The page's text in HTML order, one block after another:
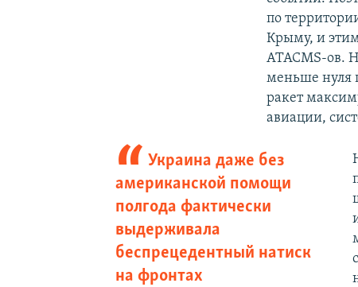
по
Крыму, и
ATACMS-ов.
меньше нуля
ракет
авиации,
Украина даже без
американской помощи
полгода фактически
выдерживала
беспрецедентный натиск
на фронтах